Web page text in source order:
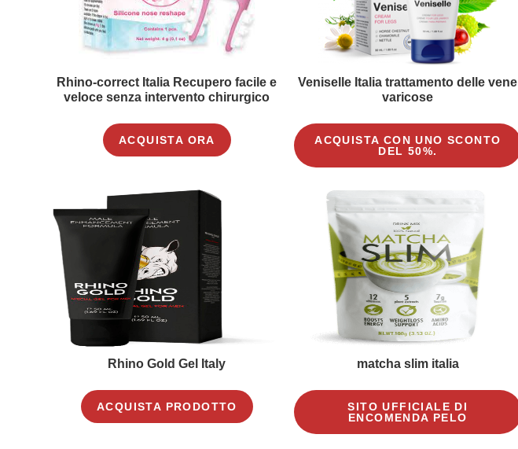
Rhino-correct Italia Recupero facile e
veloce senza intervento chirurgico
ACQUISTA ORA
Veniselle Italia trattamento delle vene
varicose
ACQUISTA CON UNO SCONTO
DEL 50%.
Rhino Gold Gel Italy
ACQUISTA PRODOTTO
matcha slim italia
SITO UFFICIALE DI
ENCOMENDA PELO